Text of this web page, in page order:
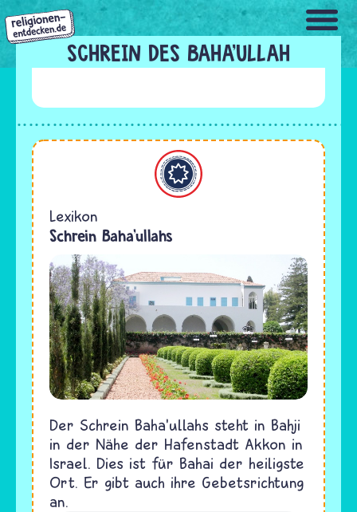
Direkt
zum
Inhalt
SCHREIN DES BAHA’ULLAH
Bahaitum
Lexikon
Schrein Baha’ullahs
Der Schrein Baha’ullahs steht in Bahji
in der Nähe der Hafenstadt Akkon in
Israel. Dies ist für Bahai der heiligste
Ort. Er gibt auch ihre Gebetsrichtung
an.